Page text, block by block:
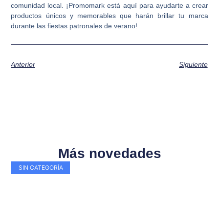
comunidad local. ¡Promomark está aquí para ayudarte a crear
productos únicos y memorables que harán brillar tu marca
durante las fiestas patronales de verano!
Anterior Siguiente
Más novedades
SIN CATEGORÍA